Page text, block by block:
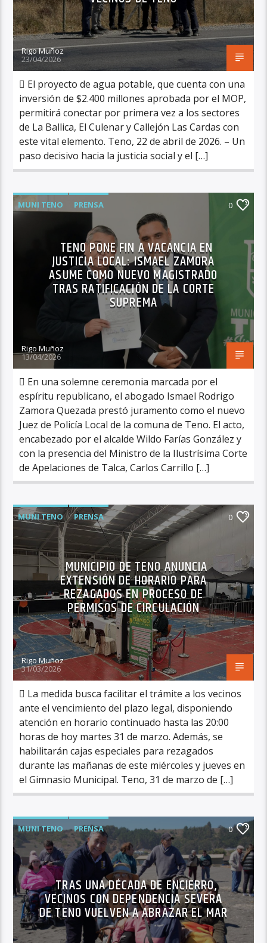
Rigo Muñoz
23/04/2026
 El proyecto de agua potable, que cuenta con una
inversión de $2.400 millones aprobada por el MOP,
permitirá conectar por primera vez a los sectores
de La Ballica, El Culenar y Callejón Las Cardas con
este vital elemento. Teno, 22 de abril de 2026. – Un
paso decisivo hacia la justicia social y el […]
MUNI TENO PRENSA 0
TENO PONE FIN A VACANCIA EN
JUSTICIA LOCAL: ISMAEL ZAMORA
ASUME COMO NUEVO MAGISTRADO
TRAS RATIFICACIÓN DE LA CORTE
SUPREMA
Rigo Muñoz
13/04/2026
 En una solemne ceremonia marcada por el
espíritu republicano, el abogado Ismael Rodrigo
Zamora Quezada prestó juramento como el nuevo
Juez de Policía Local de la comuna de Teno. El acto,
encabezado por el alcalde Wildo Farías González y
con la presencia del Ministro de la Ilustrísima Corte
de Apelaciones de Talca, Carlos Carrillo […]
MUNI TENO PRENSA 0
MUNICIPIO DE TENO ANUNCIA
EXTENSIÓN DE HORARIO PARA
REZAGADOS EN PROCESO DE
PERMISOS DE CIRCULACIÓN
Rigo Muñoz
31/03/2026
 La medida busca facilitar el trámite a los vecinos
ante el vencimiento del plazo legal, disponiendo
atención en horario continuado hasta las 20:00
horas de hoy martes 31 de marzo. Además, se
habilitarán cajas especiales para rezagados
durante las mañanas de este miércoles y jueves en
el Gimnasio Municipal. Teno, 31 de marzo de […]
MUNI TENO PRENSA 0
TRAS UNA DÉCADA DE ENCIERRO,
VECINOS CON DEPENDENCIA SEVERA
DE TENO VUELVEN A ABRAZAR EL MAR